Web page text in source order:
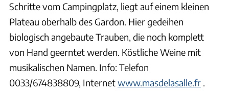
Schritte vom Campingplatz, liegt auf einem kleinen
Plateau oberhalb des Gardon. Hier gedeihen
biologisch angebaute Trauben, die noch komplett
von Hand geerntet werden. Köstliche Weine mit
musikalischen Namen. Info: Telefon
0033/674838809, Internetwww.masdelasalle.fr .